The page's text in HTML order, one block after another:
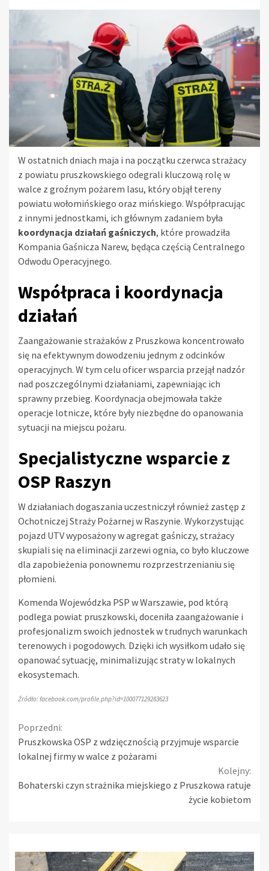
W ostatnich dniach maja i na początku czerwca strażacy
z powiatu pruszkowskiego odegrali kluczową rolę w
walce z groźnym pożarem lasu, który objął tereny
powiatu wołomińskiego oraz mińskiego. Współpracując
z innymi jednostkami, ich głównym zadaniem była
koordynacja działań gaśniczych, które prowadziła
Kompania Gaśnicza Narew, będąca częścią Centralnego
Odwodu Operacyjnego.
Współpraca i koordynacja
działań
Zaangażowanie strażaków z Pruszkowa koncentrowało
się na efektywnym dowodzeniu jednym z odcinków
operacyjnych. W tym celu oficer wsparcia przejął nadzór
nad poszczególnymi działaniami, zapewniając ich
sprawny przebieg. Koordynacja obejmowała także
operacje lotnicze, które były niezbędne do opanowania
sytuacji na miejscu pożaru.
Specjalistyczne wsparcie z
OSP Raszyn
W działaniach dogaszania uczestniczył również zastęp z
Ochotniczej Straży Pożarnej w Raszynie. Wykorzystując
pojazd UTV wyposażony w agregat gaśniczy, strażacy
skupiali się na eliminacji zarzewi ognia, co było kluczowe
dla zapobieżenia ponownemu rozprzestrzenianiu się
płomieni.
Komenda Wojewódzka PSP w Warszawie, pod którą
podlega powiat pruszkowski, doceniła zaangażowanie i
profesjonalizm swoich jednostek w trudnych warunkach
terenowych i pogodowych. Dzięki ich wysiłkom udało się
opanować sytuację, minimalizując straty w lokalnych
ekosystemach.
Źródło: facebook.com/profile.php?id=100077129283623
Continue
Reading
Poprzedni:
Pruszkowska OSP z wdzięcznością przyjmuje wsparcie
lokalnej firmy w walce z pożarami
Kolejny:
Bohaterski czyn strażnika miejskiego z Pruszkowa ratuje
życie kobietom